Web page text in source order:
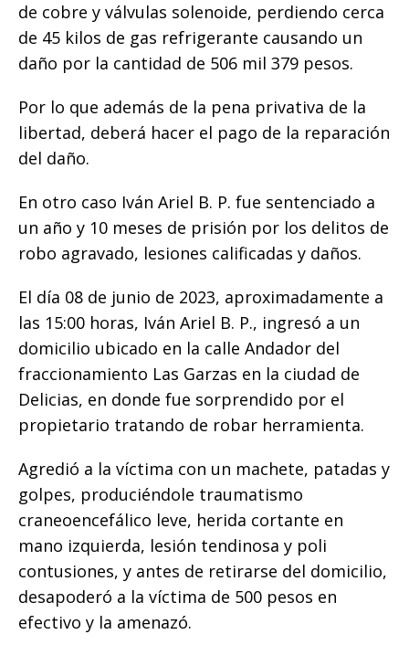
de cobre y válvulas solenoide, perdiendo cerca
de 45 kilos de gas refrigerante causando un
daño por la cantidad de 506 mil 379 pesos.
Por lo que además de la pena privativa de la
libertad, deberá hacer el pago de la reparación
del daño.
En otro caso Iván Ariel B. P. fue sentenciado a
un año y 10 meses de prisión por los delitos de
robo agravado, lesiones calificadas y daños.
El día 08 de junio de 2023, aproximadamente a
las 15:00 horas, Iván Ariel B. P., ingresó a un
domicilio ubicado en la calle Andador del
fraccionamiento Las Garzas en la ciudad de
Delicias, en donde fue sorprendido por el
propietario tratando de robar herramienta.
Agredió a la víctima con un machete, patadas y
golpes, produciéndole traumatismo
craneoencefálico leve, herida cortante en
mano izquierda, lesión tendinosa y poli
contusiones, y antes de retirarse del domicilio,
desapoderó a la víctima de 500 pesos en
efectivo y la amenazó.